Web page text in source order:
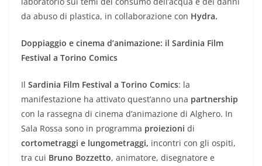
da abuso di plastica, in collaborazione con Hydra.
Doppiaggio e cinema d’animazione: il Sardinia Film
Festival a Torino Comics
Il Sardinia Film Festival a Torino Comics: la
manifestazione ha attivato quest’anno una partnership
con la rassegna di cinema d’animazione di Alghero. In
Sala Rossa sono in programma proiezioni di
cortometraggi e lungometraggi, incontri con gli ospiti,
tra cui Bruno Bozzetto, animatore, disegnatore e